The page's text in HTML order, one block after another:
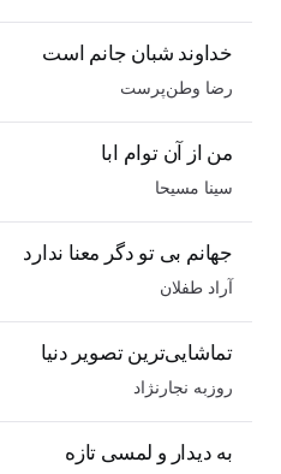
خداوند شبان جانم است
رضا وطن‌پرست
من از آن توام ابا
سینا مسیحا
جهانم بی تو دگر معنا ندارد
آراد طفلان
تماشایی‌ترین تصویر دنیا
روزبه نجارنژاد
به دیدار و لمسی تازه